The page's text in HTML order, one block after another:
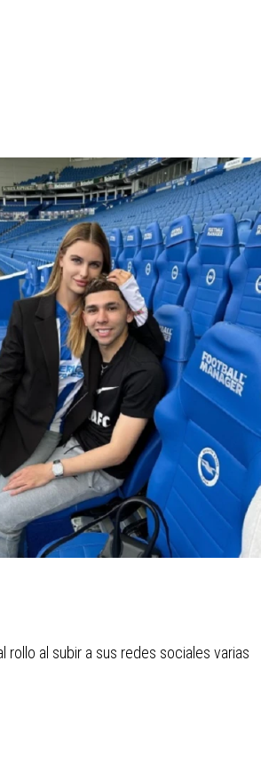
rollo al subir a sus redes sociales varias